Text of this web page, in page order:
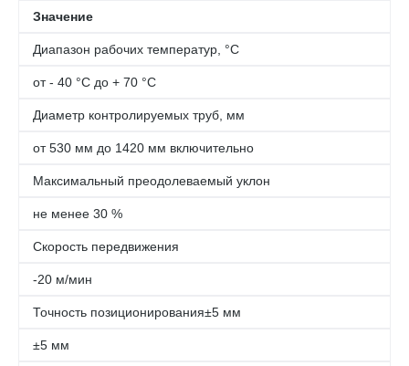
Значение
Диапазон рабочих температур, °С
от - 40 °С до + 70 °С
Диаметр контролируемых труб, мм
от 530 мм до 1420 мм включительно
Максимальный преодолеваемый уклон
не менее 30 %
Скорость передвижения
-20 м/мин
Точность позиционирования±5 мм
±5 мм